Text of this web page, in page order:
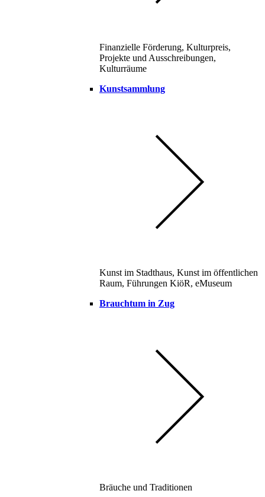
Finanzielle Förderung, Kulturpreis,
Projekte und Ausschreibungen,
Kulturräume
Kunstsammlung
Kunst im Stadthaus, Kunst im öffentlichen
Raum, Führungen KiöR, eMuseum
Brauchtum in Zug
Bräuche und Traditionen